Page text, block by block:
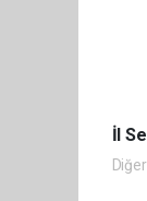
İl